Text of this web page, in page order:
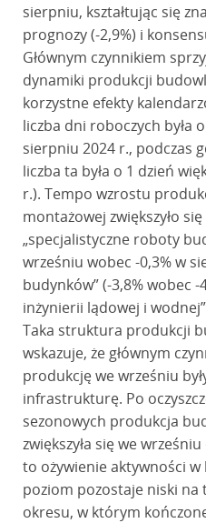
sierpniu, kształtując się
prognozy (-2,9%) i
Głównym czynnikiem
dynamiki produkcji
korzystne efekty
liczba dni roboczych była
sierpniu 2024 r., podczas
liczba ta była o 1 dzień
r.). Tempo wzrostu
montażowej zwiększyło
„specjalistyczne roboty
wrześniu wobec -0,3% w
budynków” (-3,8% wobec
inżynierii lądowej i
Taka struktura produkcji
wskazuje, że głównym
produkcję we wrześniu
infrastrukturę. Po
sezonowych produkcja
zwiększyła się we
to ożywienie aktywności
poziom pozostaje niski na
okresu, w którym